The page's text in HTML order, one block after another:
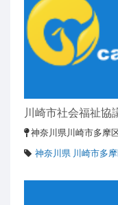
川崎市社会福祉協
神奈川県川崎市多摩
神奈川県 川崎市多